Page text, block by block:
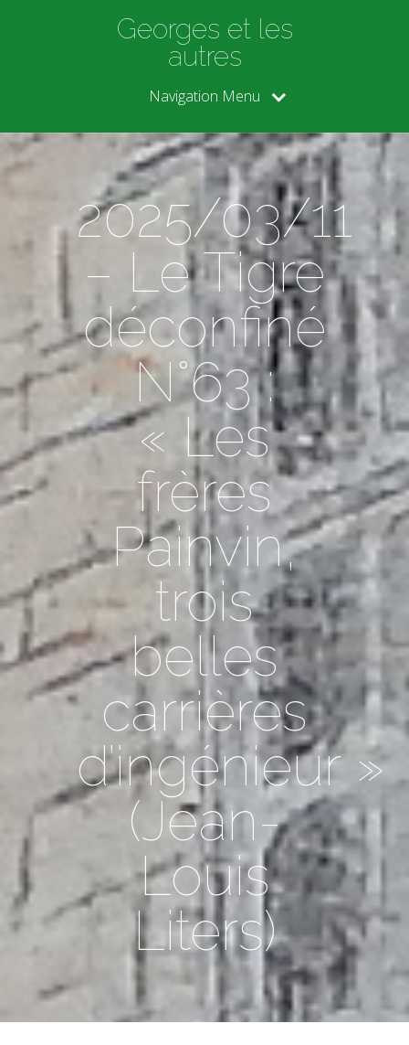
Georges et les
autres
Navigation Menu
2025/03/11
– Le Tigre
déconfiné
N°63 :
« Les
frères
Painvin,
trois
belles
carrières
d’ingénieur »
(Jean-
Louis
Liters)